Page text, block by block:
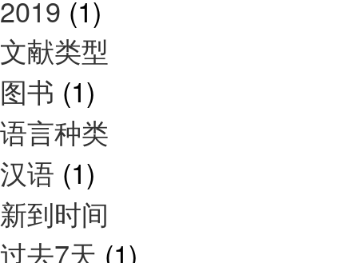
2019 (1)
文献类型
图书 (1)
语言种类
汉语 (1)
新到时间
过去7天 (1)